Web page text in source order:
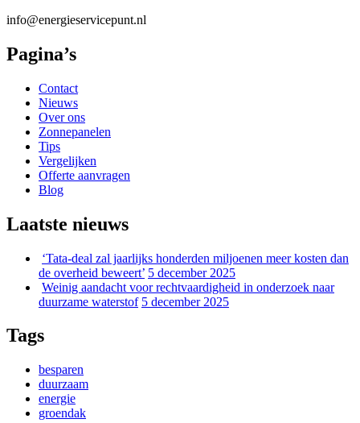
info@energieservicepunt.nl
Pagina’s
Contact
Nieuws
Over ons
Zonnepanelen
Tips
Vergelijken
Offerte aanvragen
Blog
Laatste nieuws
‘Tata-deal zal jaarlijks honderden miljoenen meer kosten dan
de overheid beweert’ 5 december 2025
Weinig aandacht voor rechtvaardigheid in onderzoek naar
duurzame waterstof 5 december 2025
Tags
besparen
duurzaam
energie
groendak